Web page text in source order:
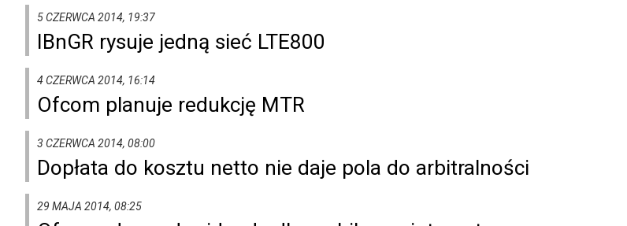
5 CZERWCA 2014, 19:37
IBnGR rysuje jedną sieć LTE800
4 CZERWCA 2014, 16:14
Ofcom planuje redukcję MTR
3 CZERWCA 2014, 08:00
Dopłata do kosztu netto nie daje pola do arbitralności
29 MAJA 2014, 08:25